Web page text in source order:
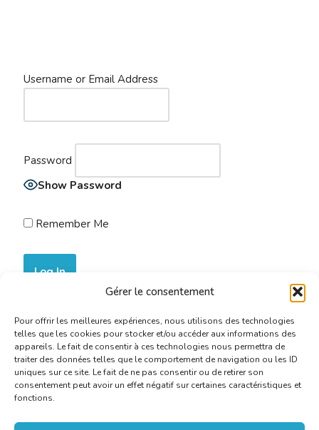
Gérer le consentement
Pour offrir les meilleures expériences, nous utilisons des technologies
telles que les cookies pour stocker et/ou accéder aux informations des
appareils. Le fait de consentir à ces technologies nous permettra de
traiter des données telles que le comportement de navigation ou les ID
uniques sur ce site. Le fait de ne pas consentir ou de retirer son
consentement peut avoir un effet négatif sur certaines caractéristiques et
fonctions.
Username or Email Address
Password
Show Password
Remember Me
Join Now|Lost Password?